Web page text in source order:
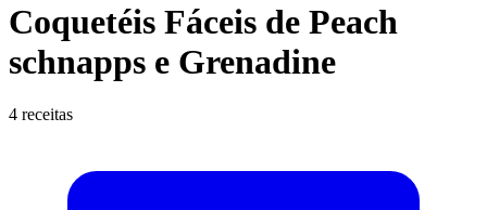
Coquetéis Fáceis de Peach
schnapps e Grenadine
4 receitas